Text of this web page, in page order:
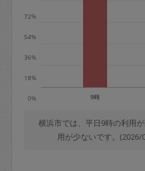
0%
18%
36%
54%
72%
9時
横浜市では、平日9時の利用
用が少ないです。